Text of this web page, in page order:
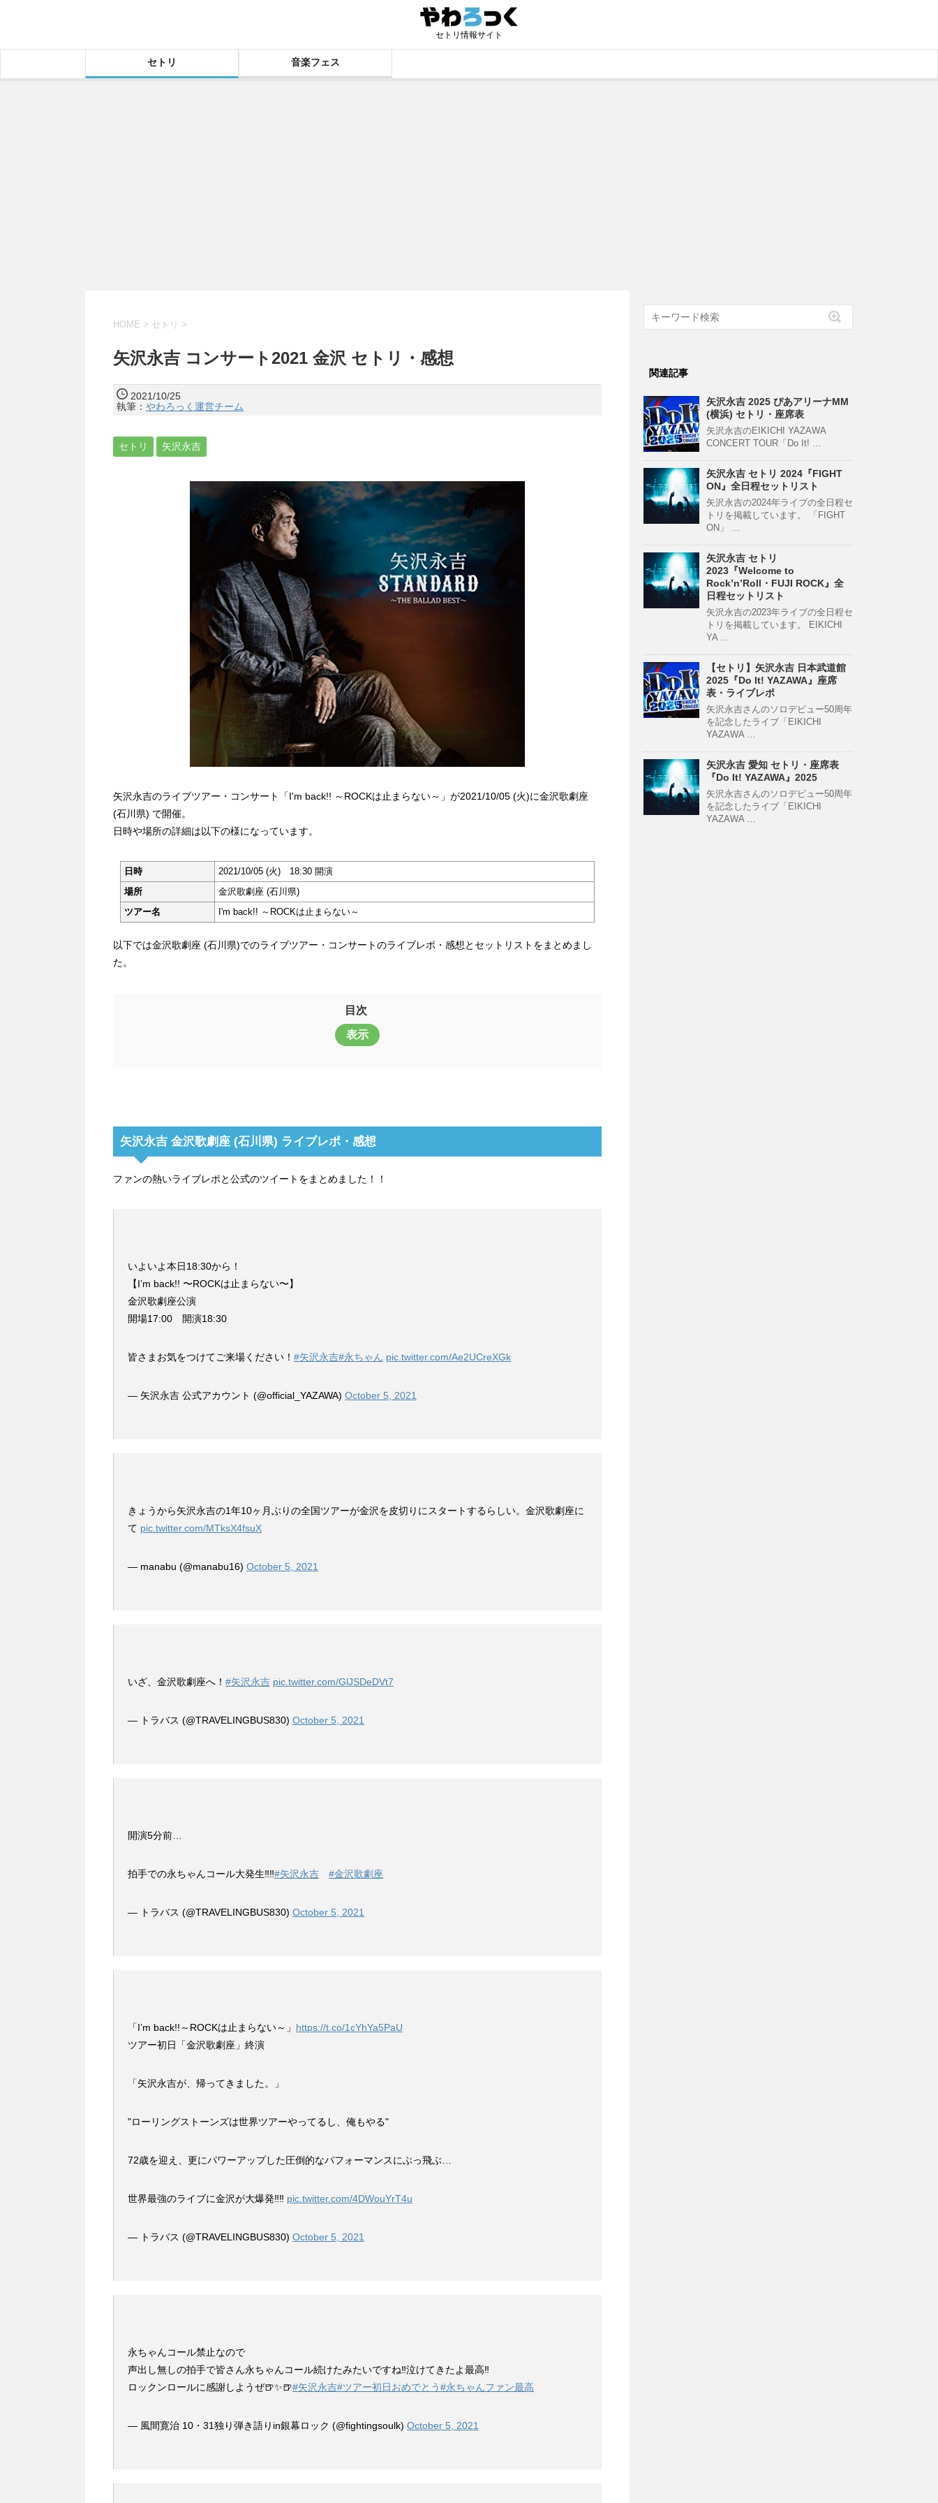
セトリ情報サイト
セトリ 音楽フェス
HOME > セトリ >
矢沢永吉 コンサート2021 金沢 セトリ・感想
2021/10/25
執筆： やわろっく運営チーム
セトリ 矢沢永吉
矢沢永吉のライブツアー・コンサート「I'm back!! ～ROCKは止まらない～」が2021/10/05 (火)に金沢歌劇座
(石川県) で開催。
日時や場所の詳細は以下の様になっています。
日時
2021/10/05 (火) 18:30 開演
場所
金沢歌劇座 (石川県)
ツアー名
I'm back!! ～ROCKは止まらない～
以下では金沢歌劇座 (石川県)でのライブツアー・コンサートのライブレポ・感想とセットリストをまとめまし
た。
目次
表示
矢沢永吉 金沢歌劇座 (石川県) ライブレポ・感想
ファンの熱いライブレポと公式のツイートをまとめました！！
いよいよ本日18:30から！
【I’m back!! 〜ROCKは止まらない〜】
金沢歌劇座公演
開場17:00 開演18:30
皆さまお気をつけてご来場ください！ #矢沢永吉#永ちゃん pic.twitter.com/Ae2UCreXGk
— 矢沢永吉 公式アカウント (@official_YAZAWA) October 5, 2021
きょうから矢沢永吉の1年10ヶ月ぶりの全国ツアーが金沢を皮切りにスタートするらしい。金沢歌劇座に
て pic.twitter.com/MTksX4fsuX
— manabu (@manabu16) October 5, 2021
いざ、金沢歌劇座へ！ #矢沢永吉 pic.twitter.com/GlJSDeDVt7
— トラバス (@TRAVELINGBUS830) October 5, 2021
開演5分前…
拍手での永ちゃんコール大発生‼️‼️#矢沢永吉 #金沢歌劇座
— トラバス (@TRAVELINGBUS830) October 5, 2021
「I’m back!!～ROCKは止まらない～」 https://t.co/1cYhYa5PaU
ツアー初日「金沢歌劇座」終演
「矢沢永吉が、帰ってきました。」
"ローリングストーンズは世界ツアーやってるし、俺もやる"
72歳を迎え、更にパワーアップした圧倒的なパフォーマンスにぶっ飛ぶ…
世界最強のライブに金沢が大爆発‼️‼️ pic.twitter.com/4DWouYrT4u
— トラバス (@TRAVELINGBUS830) October 5, 2021
永ちゃんコール禁止なので
声出し無しの拍手で皆さん永ちゃんコール続けたみたいですね‼️泣けてきたよ最高‼️
ロックンロールに感謝しようぜ🍺✨🍺#矢沢永吉#ツアー初日おめでとう#永ちゃんファン最高
— 風間寛治 10・31独り弾き語りin銀幕ロック (@fightingsoulk) October 5, 2021
関連記事
矢沢永吉 2025 ぴあアリーナMM
(横浜) セトリ・座席表
矢沢永吉のEIKICHI YAZAWA
CONCERT TOUR「Do It! …
矢沢永吉 セトリ 2024『FIGHT
ON』全日程セットリスト
矢沢永吉の2024年ライブの全日程セ
トリを掲載しています。 「FIGHT
ON」 …
矢沢永吉 セトリ
2023『Welcome to
Rock’n’Roll・FUJI ROCK』全
日程セットリスト
矢沢永吉の2023年ライブの全日程セ
トリを掲載しています。 EIKICHI
YA …
【セトリ】矢沢永吉 日本武道館
2025『Do It! YAZAWA』座席
表・ライブレポ
矢沢永吉さんのソロデビュー50周年
を記念したライブ「EIKICHI
YAZAWA …
矢沢永吉 愛知 セトリ・座席表
『Do It! YAZAWA』2025
矢沢永吉さんのソロデビュー50周年
を記念したライブ「EIKICHI
YAZAWA …